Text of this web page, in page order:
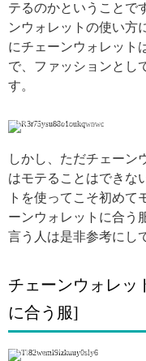
テるのかということで
ンウォレットの使い方
にチェーンウォレット
で、ファッションとし
す。
引用: https://www.instagram.com/p/
しかし、ただチェーン
はモテることはできな
トを使ってこそ初めて
ーンウォレットに合う
言う人は是非参考にし
チェーンウォレッ
に合う服]
引用: https://www.instagram.com/p/